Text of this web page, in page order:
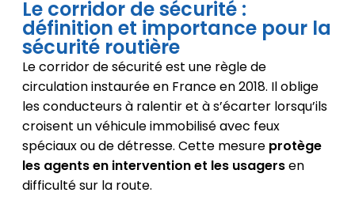
Le corridor de sécurité :
définition et importance pour la
sécurité routière
Le corridor de sécurité est une règle de
circulation instaurée en France en 2018. Il oblige
les conducteurs à ralentir et à s’écarter lorsqu’ils
croisent un véhicule immobilisé avec feux
spéciaux ou de détresse. Cette mesure protège
les agents en intervention et les usagersen
difficulté sur la route.